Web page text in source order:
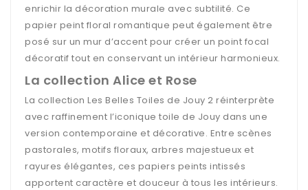
enrichir la décoration murale avec subtilité. Ce
papier peint floral romantique peut également être
posé sur un mur d’accent pour créer un point focal
décoratif tout en conservant un intérieur harmonieux.
La collection Alice et Rose
La collection Les Belles Toiles de Jouy 2 réinterprète
avec raffinement l’iconique toile de Jouy dans une
version contemporaine et décorative. Entre scènes
pastorales, motifs floraux, arbres majestueux et
rayures élégantes, ces papiers peints intissés
apportent caractère et douceur à tous les intérieurs.